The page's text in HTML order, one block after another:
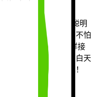
之前的对话、还能聪明
胆地玩转西班牙语，不怕
用，Tutor Lily 也照样接
真人更好，因为不管白天
烦。绝佳的学习工具！
死记硬背的单词